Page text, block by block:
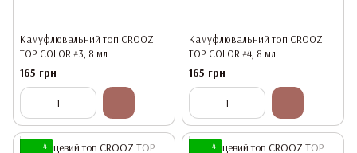
Камуфлювальний топ CROOZ
TOP COLOR #3, 8 мл
165 грн
Камуфлювальний топ CROOZ
TOP COLOR #4, 8 мл
165 грн
4
4